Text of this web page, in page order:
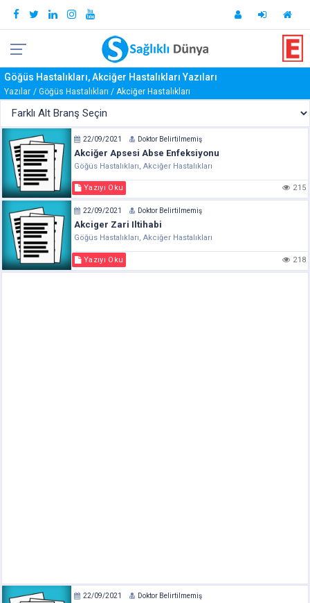
Göğüs Hastalıkları, Akciğer Hastalıkları Yazıları
Yazılar Göğüs Hastalıkları Akciğer Hastalıkları
22/09/2021 Doktor Belirtilmemiş
Akciğer Apsesi Abse Enfeksiyonu
Göğüs Hastalıkları, Akciğer Hastalıkları
Yazıyı Oku 215
22/09/2021 Doktor Belirtilmemiş
Akciger Zari Iltihabi
Göğüs Hastalıkları, Akciğer Hastalıkları
Yazıyı Oku 218
22/09/2021 Doktor Belirtilmemiş